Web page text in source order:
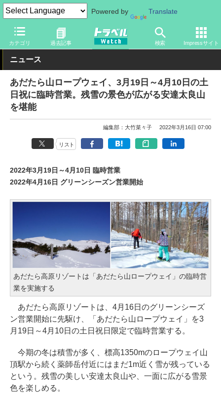
Powered by Translate
カテゴリ 過去記事 検索 Impressサイト
トラベル Watch 地域 国内旅行 甲信越
ニュース
あだたら山ロープウェイ、3月19日～4月10日の土
日祝に臨時営業。残雪の景色が広がる安達太良山
を堪能
編集部：大竹菜々子 2022年3月16日 07:00
リスト
2022年3月19日～4月10日 臨時営業
2022年4月16日 グリーンシーズン営業開始
あだたら高原リゾートは「あだたら山ロープウェイ」の臨時営
業を実施する
あだたら高原リゾートは、4月16日のグリーンシーズ
ン営業開始に先駆け、「あだたら山ロープウェイ」を3
月19日～4月10日の土日祝日限定で臨時営業する。
今期の冬は積雪が多く、標高1350mのロープウェイ山
頂駅から続く薬師岳付近にはまだ1m近く雪が残っている
という。残雪の美しい安達太良山や、一面に広がる雪景
色を楽しめる。